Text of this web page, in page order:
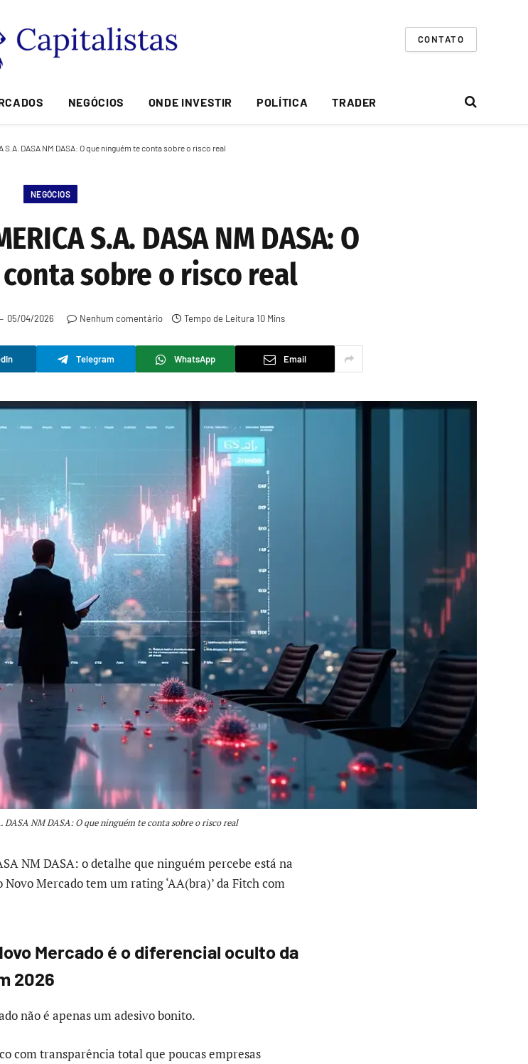
CONTATO
NEGÓCIOS ONDE INVESTIR POLÍTICA TRADER
S.A. DASA NM DASA: O que ninguém te conta sobre o risco real
NEGÓCIOS
S.A. DASA NM DASA: O
sobre o risco real
05/04/2026 Nenhum comentário Tempo de Leitura 10 Mins
Telegram WhatsApp Email
DASA NM DASA: O que ninguém te conta sobre o risco real
NM DASA: o detalhe que ninguém percebe está na
Mercado tem um rating ‘AA(bra)’ da Fitch com
Mercado é o diferencial oculto da
2026
não é apenas um adesivo bonito.
com transparência total que poucas empresas